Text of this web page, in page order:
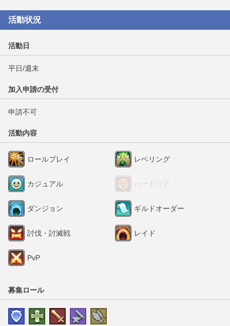
活動状況
活動日
平日/週末
加入申請の受付
申請不可
活動内容
ロールプレイ レベリング
カジュアル ハードコア
ダンジョン ギルドオーダー
討伐・討滅戦 レイド
PvP
募集ロール